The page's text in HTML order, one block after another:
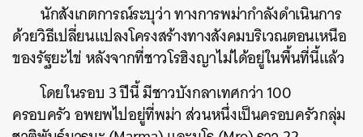
นักสังเกตการณ์ระบุว่า ทางการพม่ากำลังดำเนินการ
ด้วยวิธีเปลี่ยนแปลงโครงสร้างทางสังคมบริเวณตอนเหนือ
ของรัฐยะไข่ หลังจากที่ชาวโรฮิงญาไม่ได้อยู่ในพื้นที่นี้แล้ว
โดยในรอบ 3 ปีนี้ มีชาวบังกลาเทศกว่า 100
ครอบครัว อพยพไปอยู่ที่พม่า ส่วนหนึ่งเป็นครอบครัวกลุ่ม